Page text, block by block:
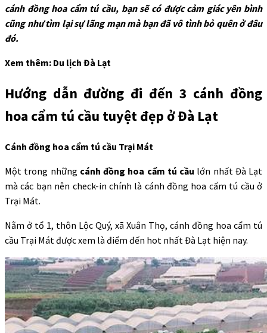
cánh đồng hoa cẩm tú cầu, bạn sẽ có được cảm giác yên bình
cũng như tìm lại sự lãng mạn mà bạn đã vô tình bỏ quên ở đâu
đó.
Xem thêm: Du lịch Đà Lạt
Hướng dẫn đường đi đến 3 cánh đồng
hoa cẩm tú cầu tuyệt đẹp ở Đà Lạt
Cánh đồng hoa cẩm tú cầu Trại Mát
Một trong những cánh đồng hoa cẩm tú cầu lớn nhất Đà Lạt
mà các bạn nên check-in chính là cánh đồng hoa cẩm tú cầu ở
Trại Mát.
Nằm ở tổ 1, thôn Lộc Quý, xã Xuân Thọ, cánh đồng hoa cẩm tú
cầu Trại Mát được xem là điểm đến hot nhất Đà Lạt hiện nay.